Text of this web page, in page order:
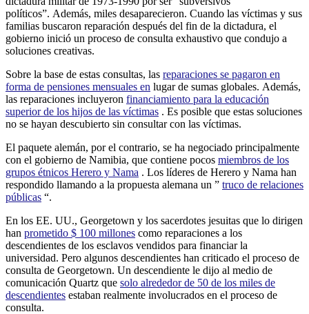
políticos”. Además, miles desaparecieron. Cuando las víctimas y sus
familias buscaron reparación después del fin de la dictadura, el
gobierno inició un proceso de consulta exhaustivo que condujo a
soluciones creativas.
Sobre la base de estas consultas, las reparaciones se pagaron en
forma de pensiones mensuales en lugar de sumas globales. Además,
las reparaciones incluyeron financiamiento para la educación
superior de los hijos de las víctimas . Es posible que estas soluciones
no se hayan descubierto sin consultar con las víctimas.
El paquete alemán, por el contrario, se ha negociado principalmente
con el gobierno de Namibia, que contiene pocos miembros de los
grupos étnicos Herero y Nama . Los líderes de Herero y Nama han
respondido llamando a la propuesta alemana un ” truco de relaciones
públicas “.
En los EE. UU., Georgetown y los sacerdotes jesuitas que lo dirigen
han prometido $ 100 millones como reparaciones a los
descendientes de los esclavos vendidos para financiar la
universidad. Pero algunos descendientes han criticado el proceso de
consulta de Georgetown. Un descendiente le dijo al medio de
comunicación Quartz que solo alrededor de 50 de los miles de
descendientes estaban realmente involucrados en el proceso de
consulta.